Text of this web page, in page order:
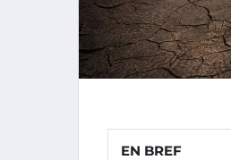
EN BREF